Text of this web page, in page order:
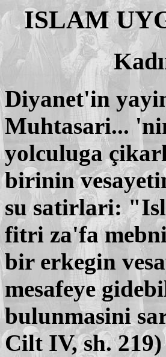
ISLAM
Diyanet'in
Muhtasari...
yolculuga
birinin
su satirlari:
fitri za'fa
bir erkegin
mesafeye
bulunmasini
Cilt IV, sh. 219)